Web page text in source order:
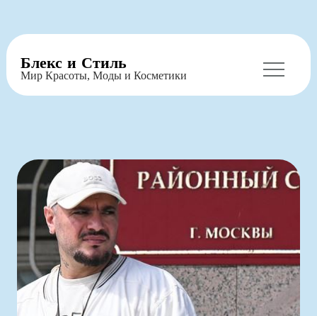
Перейти
содержимому
Блекс и Стиль
Мир Красоты, Моды и Косметики